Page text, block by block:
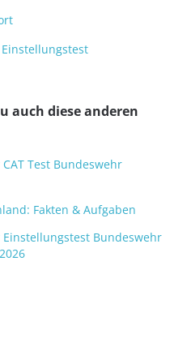
auch diese anderen
Test Bundeswehr
Fakten & Aufgaben
Bundeswehr